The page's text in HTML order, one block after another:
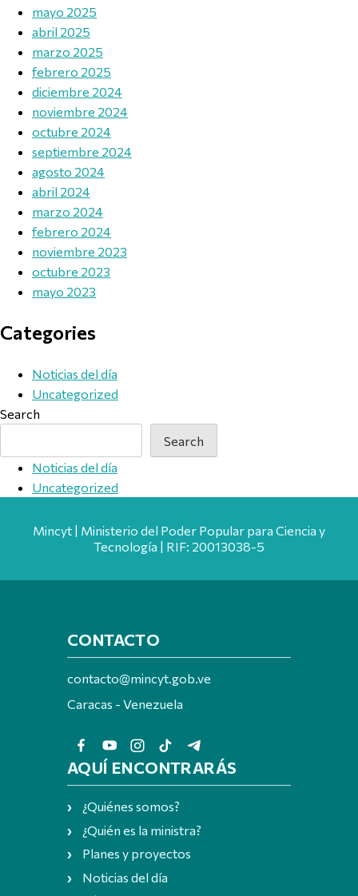
mayo 2025
abril 2025
marzo 2025
febrero 2025
diciembre 2024
noviembre 2024
octubre 2024
septiembre 2024
agosto 2024
abril 2024
marzo 2024
febrero 2024
noviembre 2023
octubre 2023
mayo 2023
Categories
Noticias del día
Uncategorized
Search
Search
Noticias del día
Uncategorized
Mincyt | Ministerio del Poder Popular para Ciencia y
Tecnología | RIF: 20013038-5
CONTACTO
contacto@mincyt.gob.ve
Caracas - Venezuela
AQUÍ ENCONTRARÁS
¿Quiénes somos?
¿Quién es la ministra?
Planes y proyectos
Noticias del día